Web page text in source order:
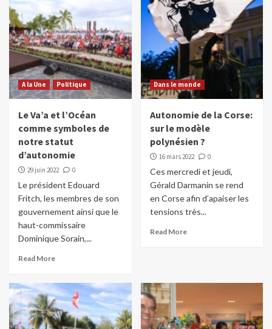
A la Une Politique
Le Va’a et l’Océan
comme symboles de
notre statut
d’autonomie
29 juin 2022 0
Le président Edouard
Fritch, les membres de son
gouvernement ainsi que le
haut-commissaire
Dominique Sorain,...
Read More
Dans le monde
Autonomie de la Corse:
sur le modèle
polynésien ?
16 mars 2022 0
Ces mercredi et jeudi,
Gérald Darmanin se rend
en Corse afin d’apaiser les
tensions très...
Read More